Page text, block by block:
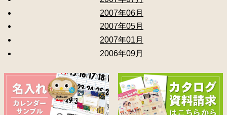
2007年06月
2007年05月
2007年01月
2006年09月